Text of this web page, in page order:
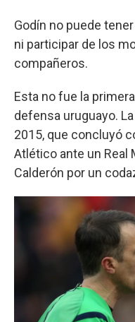
Godín no puede
ni participar de los
compañeros.
Esta no fue la
defensa uruguayo.
2015, que concluyó
Atlético ante un Real
Calderón por un